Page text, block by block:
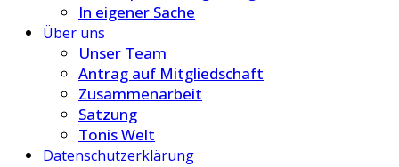
In eigener Sache
Über uns
Unser Team
Antrag auf Mitgliedschaft
Zusammenarbeit
Satzung
Tonis Welt
Datenschutzerklärung